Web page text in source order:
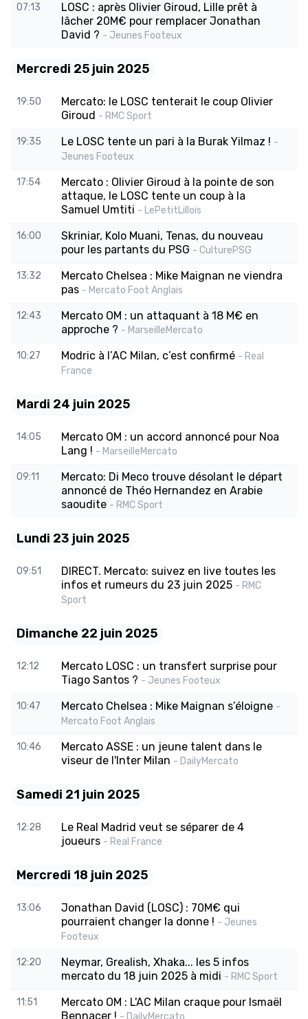
07:13
LOSC : après Olivier Giroud, Lille prêt à
lâcher 20M€ pour remplacer Jonathan
David ? - Jeunes Footeux
Mercredi 25 juin 2025
19:50
Mercato: le LOSC tenterait le coup Olivier
Giroud - RMC Sport
19:35 Le LOSC tente un pari à la Burak Yilmaz ! -
Jeunes Footeux
17:54
Mercato : Olivier Giroud à la pointe de son
attaque, le LOSC tente un coup à la
Samuel Umtiti - LePetitLillois
16:00
Skriniar, Kolo Muani, Tenas, du nouveau
pour les partants du PSG - CulturePSG
13:32
Mercato Chelsea : Mike Maignan ne viendra
pas - Mercato Foot Anglais
12:43
Mercato OM : un attaquant à 18 M€ en
approche ? - MarseilleMercato
10:27 Modric à l’AC Milan, c’est confirmé - Real
France
Mardi 24 juin 2025
14:05
Mercato OM : un accord annoncé pour Noa
Lang ! - MarseilleMercato
09:11
Mercato: Di Meco trouve désolant le départ
annoncé de Théo Hernandez en Arabie
saoudite - RMC Sport
Lundi 23 juin 2025
09:51
DIRECT. Mercato: suivez en live toutes les
infos et rumeurs du 23 juin 2025 - RMC
Sport
Dimanche 22 juin 2025
12:12
Mercato LOSC : un transfert surprise pour
Tiago Santos ? - Jeunes Footeux
10:47 Mercato Chelsea : Mike Maignan s’éloigne -
Mercato Foot Anglais
10:46
Mercato ASSE : un jeune talent dans le
viseur de l'Inter Milan - DailyMercato
Samedi 21 juin 2025
12:28
Le Real Madrid veut se séparer de 4
joueurs - Real France
Mercredi 18 juin 2025
13:06
Jonathan David (LOSC) : 70M€ qui
pourraient changer la donne ! - Jeunes
Footeux
12:20
Neymar, Grealish, Xhaka... les 5 infos
mercato du 18 juin 2025 à midi - RMC Sport
11:51
Mercato OM : L'AC Milan craque pour Ismaël
Bennacer ! - DailyMercato